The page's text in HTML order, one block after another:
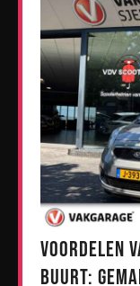
Voordelen
Buurt: